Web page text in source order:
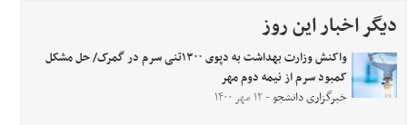
دیگر اخبار این روز
واکنش وزارت بهداشت به دپوی ۱۳۰۰تنی سرم در گمرک/ حل مشکل
کمبود سرم از نیمه دوم مهر
خبرگزاری دانشجو- ۱۲ مهر ۱۴۰۰